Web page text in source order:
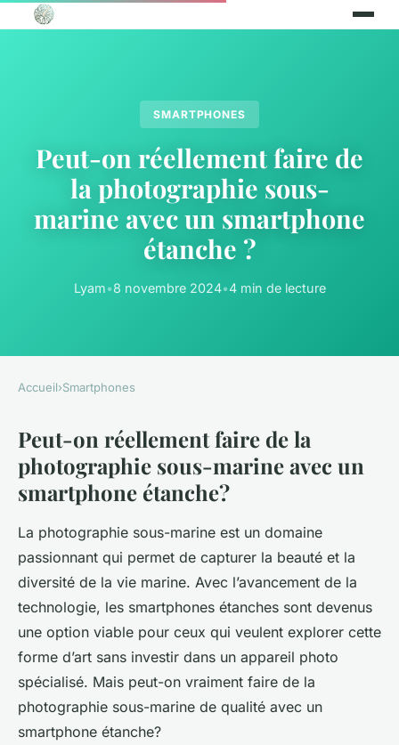
SMARTPHONES
Peut-on réellement faire de
la photographie sous-
marine avec un smartphone
étanche ?
Lyam•8 novembre 2024•4 min de lecture
Accueil›Smartphones
Peut-on réellement faire de la
photographie sous-marine avec un
smartphone étanche?
La photographie sous-marine est un domaine
passionnant qui permet de capturer la beauté et la
diversité de la vie marine. Avec l’avancement de la
technologie, les smartphones étanches sont devenus
une option viable pour ceux qui veulent explorer cette
forme d’art sans investir dans un appareil photo
spécialisé. Mais peut-on vraiment faire de la
photographie sous-marine de qualité avec un
smartphone étanche?